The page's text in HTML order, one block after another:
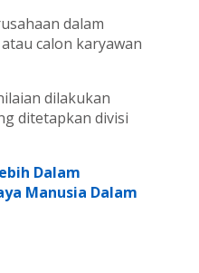
dalam
calon karyawan
dilakukan
ditetapkan divisi
Dalam
Manusia Dalam